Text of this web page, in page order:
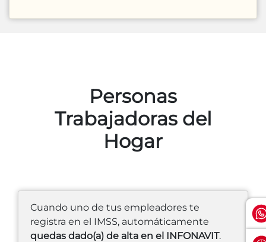
Personas
Trabajadoras del
Hogar
Cuando uno de tus empleadores te
registra en el IMSS, automáticamente
quedas dado(a) de alta en el INFONAVIT.